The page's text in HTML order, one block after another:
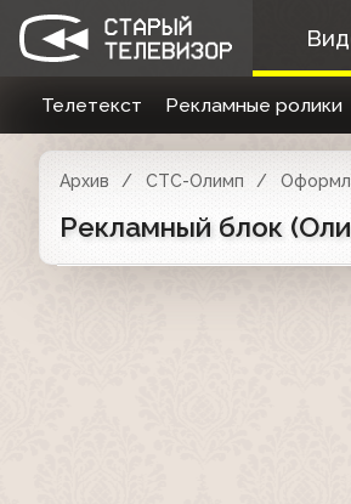
Телетекст Рекламные ролики
Архив СТС-Олимп
Рекламный блок